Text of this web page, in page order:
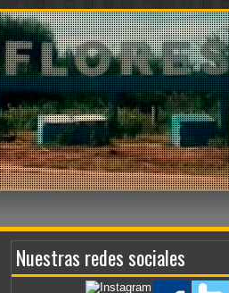
Nuestras redes sociales